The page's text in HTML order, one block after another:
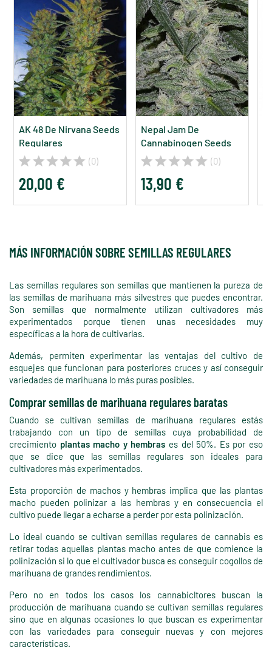
AK 48 De Nirvana Seeds
Regulares
(0)
20,00 €
Nepal Jam De
Cannabinogen Seeds
Regulares
(0)
13,90 €
MÁS INFORMACIÓN SOBRE SEMILLAS REGULARES
Las semillas regulares son semillas que mantienen la pureza de
las semillas de marihuana más silvestres que puedes encontrar.
Son semillas que normalmente utilizan cultivadores más
experimentados porque tienen unas necesidades muy
específicas a la hora de cultivarlas.
Además, permiten experimentar las ventajas del cultivo de
esquejes que funcionan para posteriores cruces y así conseguir
variedades de marihuana lo más puras posibles.
Comprar semillas de marihuana regulares baratas
Cuando se cultivan semillas de marihuana regulares estás
trabajando con un tipo de semillas cuya probabilidad de
crecimiento plantas macho y hembras es del 50%. Es por eso
que se dice que las semillas regulares son ideales para
cultivadores más experimentados.
Esta proporción de machos y hembras implica que las plantas
macho pueden polinizar a las hembras y en consecuencia el
cultivo puede llegar a echarse a perder por esta polinización.
Lo ideal cuando se cultivan semillas regulares de cannabis es
retirar todas aquellas plantas macho antes de que comience la
polinización si lo que el cultivador busca es conseguir cogollos de
marihuana de grandes rendimientos.
Pero no en todos los casos los cannabicltores buscan la
producción de marihuana cuando se cultivan semillas regulares
sino que en algunas ocasiones lo que buscan es experimentar
con las variedades para conseguir nuevas y con mejores
características.